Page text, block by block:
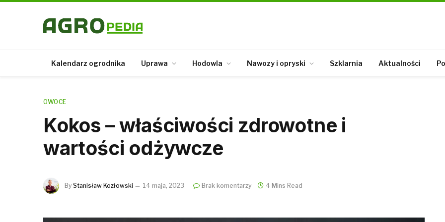
Kalendarz ogrodnika Uprawa Hodowla Nawozy i opryski Szklarnia Aktualności
OWOCE
Kokos – właściwości zdrowotne i
wartości odżywcze
By Stanisław Kozłowski 14 maja, 2023 Brak komentarzy 4 Mins Read